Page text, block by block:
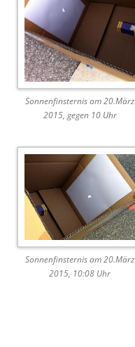
Sonnenfinsternis am 20.März
2015, gegen 10 Uhr
Sonnenfinsternis am 20.März
2015, 10:08 Uhr